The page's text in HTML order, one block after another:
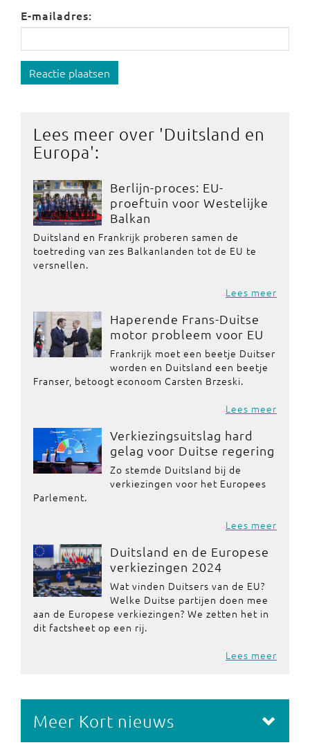
E-mailadres:
Reactie plaatsen
Lees meer over 'Duitsland en
Europa':
Berlijn-proces: EU-
proeftuin voor Westelijke
Balkan
Duitsland en Frankrijk proberen samen de
toetreding van zes Balkanlanden tot de EU te
versnellen.
Lees meer
Haperende Frans-Duitse
motor probleem voor EU
Frankrijk moet een beetje Duitser
worden en Duitsland een beetje
Franser, betoogt econoom Carsten Brzeski.
Lees meer
Verkiezingsuitslag hard
gelag voor Duitse regering
Zo stemde Duitsland bij de
verkiezingen voor het Europees
Parlement.
Lees meer
Duitsland en de Europese
verkiezingen 2024
Wat vinden Duitsers van de EU?
Welke Duitse partijen doen mee
aan de Europese verkiezingen? We zetten het in
dit factsheet op een rij.
Lees meer
Meer Kort nieuws